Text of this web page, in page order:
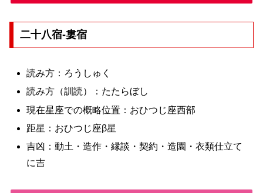
二十八宿-婁宿
読み方：ろうしゅく
読み方（訓読）：たたらぼし
現在星座での概略位置：おひつじ座西部
距星：おひつじ座β星
吉凶：動土・造作・縁談・契約・造園・衣類仕立て
に吉